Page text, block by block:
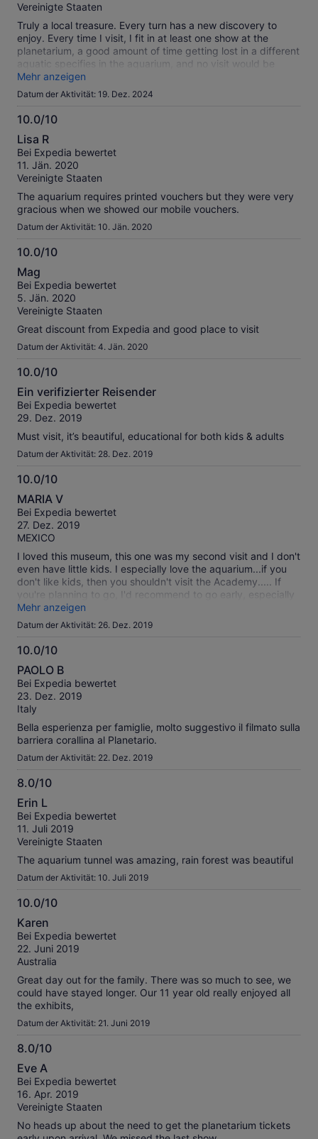
Vereinigte Staaten
Truly a local treasure. Every turn has a new discovery to
enjoy. Every time I visit, I fit in at least one show at the
planetarium, a good amount of time getting lost in a different
aquatic specifies in the aquarium, and no visit would be
complete without visiting the one original wing of the old
Academy, The Africa Wing. The dioramas are gorgeous, but
Mehr anzeigen
Datum der Aktivität: 19. Dez. 2024
10.0/10
10.0
von
10
Lisa R
Bei Expedia bewertet
11. Jän. 2020
Vereinigte Staaten
The aquarium requires printed vouchers but they were very
gracious when we showed our mobile vouchers.
Datum der Aktivität: 10. Jän. 2020
10.0/10
10.0
von
10
Mag
Bei Expedia bewertet
5. Jän. 2020
Vereinigte Staaten
Great discount from Expedia and good place to visit
Datum der Aktivität: 4. Jän. 2020
10.0/10
10.0
von
10
Ein verifizierter Reisender
Bei Expedia bewertet
29. Dez. 2019
Must visit, it’s beautiful, educational for both kids & adults
Datum der Aktivität: 28. Dez. 2019
10.0/10
10.0
von
10
MARIA V
Bei Expedia bewertet
27. Dez. 2019
MEXICO
I loved this museum, this one was my second visit and I don't
even have little kids. I especially love the aquarium...if you
don't like kids, then you shouldn't visit the Academy..... If
you're planning to go, I'd recommend to go early, especially
during the holidays, the place was packed. we arrived
10:00am and we could find a parking space close to the
Mehr anzeigen
Datum der Aktivität: 26. Dez. 2019
10.0/10
10.0
von
10
PAOLO B
Bei Expedia bewertet
23. Dez. 2019
Italy
Bella esperienza per famiglie, molto suggestivo il filmato sulla
barriera corallina al Planetario.
Datum der Aktivität: 22. Dez. 2019
8.0/10
8.0
von
10
Erin L
Bei Expedia bewertet
11. Juli 2019
Vereinigte Staaten
The aquarium tunnel was amazing, rain forest was beautiful
Datum der Aktivität: 10. Juli 2019
10.0/10
10.0
von
10
Karen
Bei Expedia bewertet
22. Juni 2019
Australia
Great day out for the family. There was so much to see, we
could have stayed longer. Our 11 year old really enjoyed all
the exhibits,
Datum der Aktivität: 21. Juni 2019
8.0/10
8.0
von
10
Eve A
Bei Expedia bewertet
16. Apr. 2019
Vereinigte Staaten
No heads up about the need to get the planetarium tickets